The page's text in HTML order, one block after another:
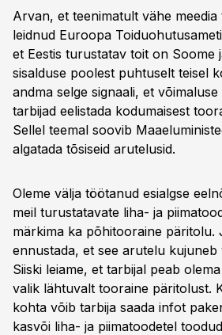
Arvan, et teenimatult vähe
leidnud Euroopa
et Eestis turustatav toit on Soome
sisalduse poolest puhtuselt teisel
andma selge signaali, et
tarbijad eelistada kodumaisest
Sellel teemal soovib
algatada tõsiseid arutelusid.
Oleme välja töötanud esialgse
meil turustatavate liha- ja
märkima ka põhitooraine päritolu.
ennustada, et see arutelu kujuneb
Siiski leiame, et tarbijal peab
valik lähtuvalt tooraine päritolust.
kohta võib tarbija saada infot
kasvõi liha- ja piimatoodetel